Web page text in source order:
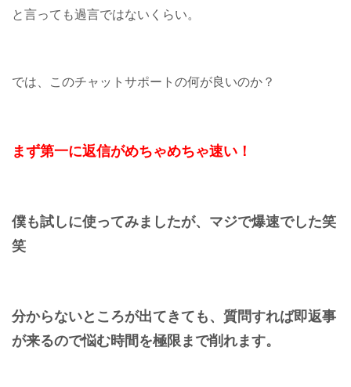
と言っても過言ではないくらい。
では、このチャットサポートの何が良いのか？
まず第一に返信がめちゃめちゃ速い！
僕も試しに使ってみましたが、マジで爆速でした笑
笑
分からないところが出てきても、 質問すれば即返事
が来るので悩む時間を極限まで削れます。